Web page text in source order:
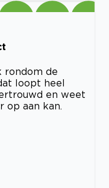
rondom de
loopt heel
en weet
op aan kan.